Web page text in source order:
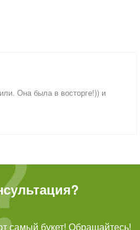
Она была в восторге!)) и
самый букет! Обращайтесь!